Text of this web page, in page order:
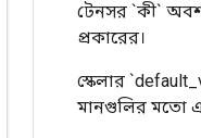
টেনসর `কী`
প্রকারের।
স্কেলার
মানগুলির মতো